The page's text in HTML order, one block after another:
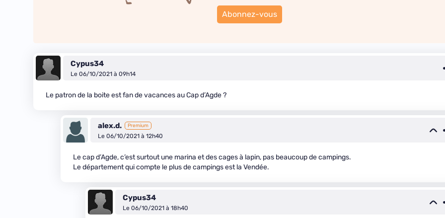
Abonnez-vous
Cypus34
Le 06/10/2021 à 09h14
Le patron de la boite est fan de vacances au Cap d’Agde ?
alex.d. Premium
Le 06/10/2021 à 12h40
Le cap d’Agde, c’est surtout une marina et des cages à lapin, pas beaucoup de campings.
Le département qui compte le plus de campings est la Vendée.
Cypus34
Le 06/10/2021 à 18h40